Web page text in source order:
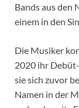
Bands aus den
einem in den
Die Musiker
2020 ihr
sie sich zuvor
Namen in der